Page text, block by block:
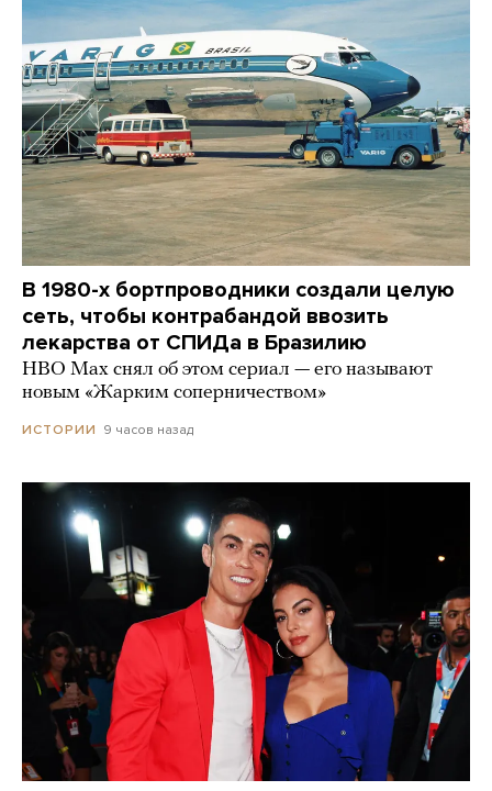
В 1980-х бортпроводники создали целую
сеть, чтобы контрабандой ввозить
лекарства от СПИДа в Бразилию
HBO Max снял об этом сериал — его называют
новым «Жарким соперничеством»
ИСТОРИИ 9 часов назад